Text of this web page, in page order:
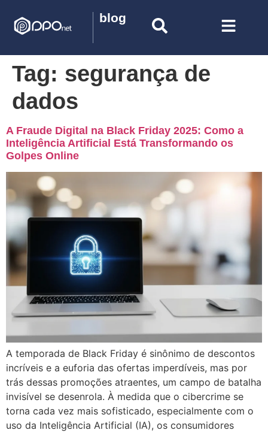
blog
Tag: segurança de
dados
A Fraude Digital na Black Friday 2025: Como a
Inteligência Artificial Está Transformando os
Golpes Online
A temporada de Black Friday é sinônimo de descontos
incríveis e a euforia das ofertas imperdíveis, mas por
trás dessas promoções atraentes, um campo de batalha
invisível se desenrola. À medida que o cibercrime se
torna cada vez mais sofisticado, especialmente com o
uso da Inteligência Artificial (IA), os consumidores